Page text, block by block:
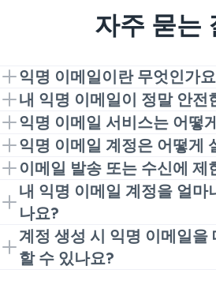
자주 묻는
익명 이메일이란 무엇인가
익명 이메일은 다양한 웹사이트와
실제 이메일 대신 생성된 이메일
고급 개인 정보 보호 기능입니다.
분에 온라인에서 실제 주소를 노
편지함으로 메시지를 받을 수 있습
내 익명 이메일이 정말 안전
물론입니다! 저희의 개인 이메일
보안 조치를 갖추고 있어 실제 이
정보가 유출되지 않도록 보호합니
거나 의심스러운 웹사이트에서 대
용하면 데이터 유출, 피싱 공격
니다.
익명 이메일 서비스는 어떻
이메일 마스킹 서비스는 개인 이
수 있는 별칭을 제공합니다. 특정
생성하기 위해 익명 이메일을 사
시지 및 스팸은 이 익명 주소를
소는 숨겨진 상태로 유지됩니다.
익명 이메일 계정은 어떻게
VeePN — 믿을 수 있는 익명 이메
는 간단한 단계는 다음과 같습니
정을 생성하세요. 저희 서
러스 및 대체 ID와 같은 여러
이메일 발송 또는 수신에 제
전혀 제한이 없습니다! 저희의 임
션은 스팸을 많이 받아도 실제 받
비공개로 유지할 준비가 되어 있
적을 위한 여러 이메일 별칭을 만
내 익명 이메일 계정을 얼마
나요?
필요한 만큼 사용하세요! 필요시
딩을 위해 생성된 별칭을 자유롭
고 싶다면, VeePN 계정을 통해 익
계정 생성 시 익명 이메일을
할 수 있나요?